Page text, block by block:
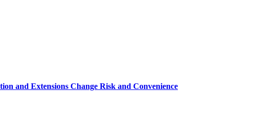
and Extensions Change Risk and Convenience